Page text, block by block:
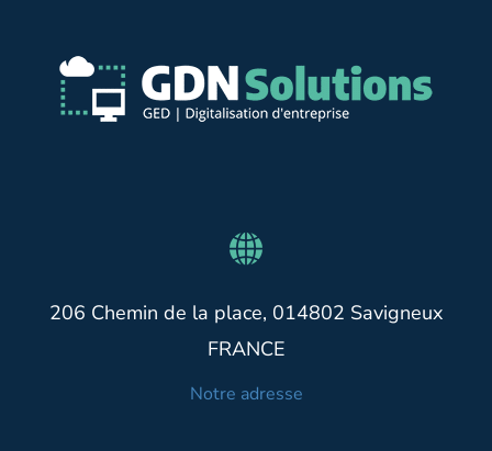
206 Chemin de la place, 014802 Savigneux
FRANCE
Notre adresse